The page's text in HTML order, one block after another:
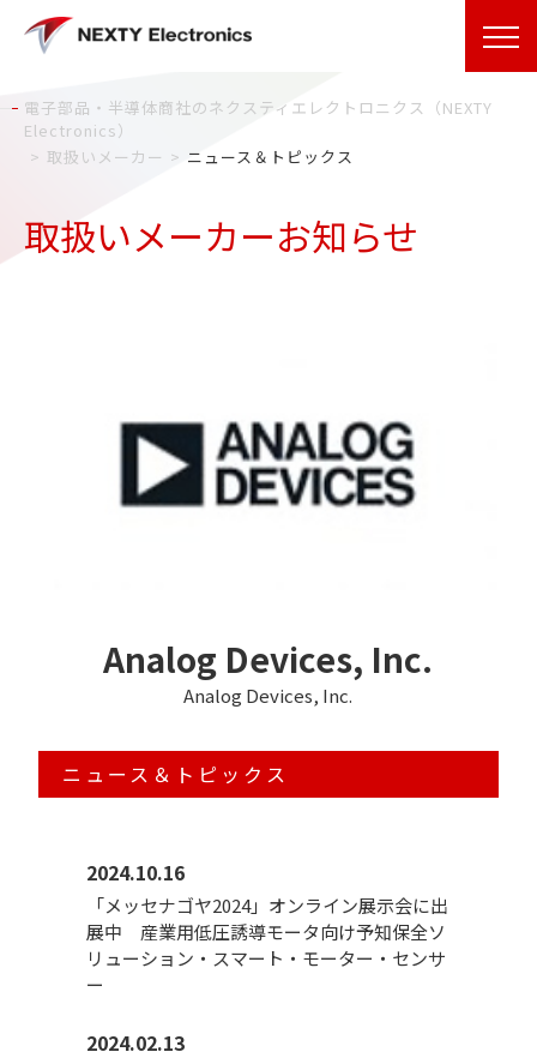
電子部品・半導体商社のネクスティエレクトロニクス（NEXTY
Electronics）
取扱いメーカー
ニュース＆トピックス
取扱いメーカーお知らせ
Analog Devices, Inc.
Analog Devices, Inc.
ニュース＆トピックス
2024.10.16
「メッセナゴヤ2024」オンライン展示会に出
展中 産業用低圧誘導モータ向け予知保全ソ
リューション・スマート・モーター・センサ
ー
2024.02.13